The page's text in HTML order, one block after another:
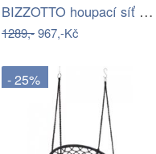
BIZZOTTO houpací síť PAINT 100x200 cm…
1289,-967,-Kč
- 25%